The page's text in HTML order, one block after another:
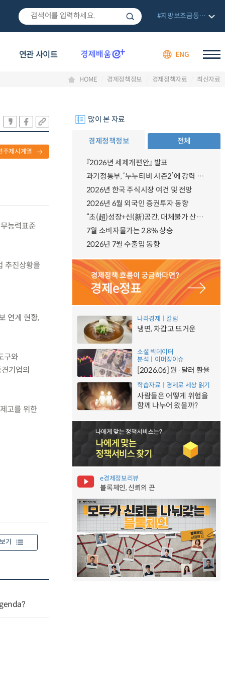
연관 사이트 ENG
#지방보조금통합관리망
HOME 경제정책정보 경제정책자료 최신자료
주제시계열
능력표준
추진상황을
연계 현황,
구와
기업의
고를 위한
기
많이 본 자료
경제정책정보 전체
『2026년 세제개편안』 발표
과기정통부, ‘누누티비 시즌2’에 강력 대응 의지 밝혀
2026년 한국 주식시장 여건 및 전망
2026년 6월 외국인 증권투자 동향
“초(超)성장+신(新)공간, 대체불가 산업강국”
7월 소비자물가는 2.8% 상승
2026년 7월 수출입 동향
나라경제ㅣ칼럼
냉면, 차갑고 뜨거운
소셜 빅데이터
분석ㅣ이머징이슈
[2026.06] 원·달러 환율
학습자료ㅣ경제로 세상 읽기
사람들은 어떻게 위험을
함께 나누어 왔을까?
e경제정보리뷰
블록체인, 신뢰의 끈